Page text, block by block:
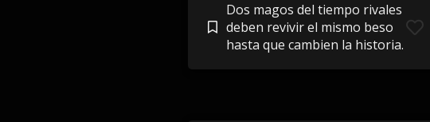
Dos magos del tiempo rivales
deben revivir el mismo beso
hasta que cambien la historia.